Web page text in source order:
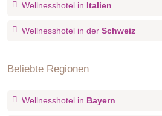
Wellnesshotel in Italien
Wellnesshotel in der Schweiz
Beliebte Regionen
Wellnesshotel in Bayern